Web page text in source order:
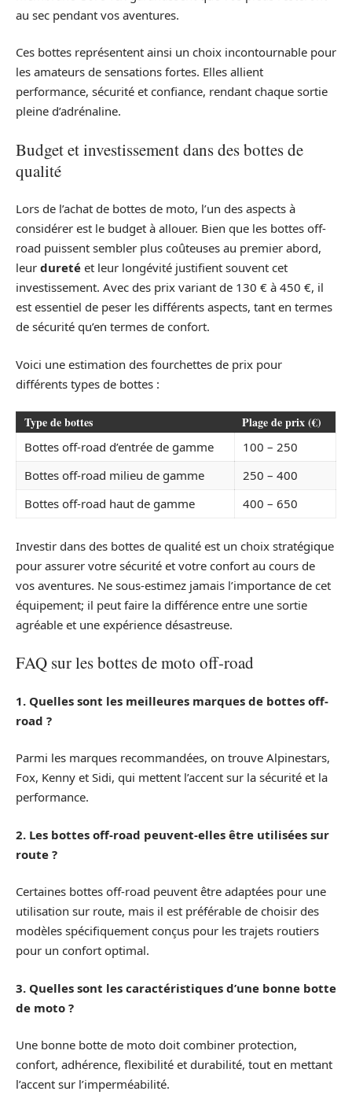
au sec pendant vos aventures.
Ces bottes représentent ainsi un choix incontournable pour
les amateurs de sensations fortes. Elles allient
performance, sécurité et confiance, rendant chaque sortie
pleine d’adrénaline.
Budget et investissement dans des bottes de
qualité
Lors de l’achat de bottes de moto, l’un des aspects à
considérer est le budget à allouer. Bien que les bottes off-
road puissent sembler plus coûteuses au premier abord,
leur dureté et leur longévité justifient souvent cet
investissement. Avec des prix variant de 130 € à 450 €, il
est essentiel de peser les différents aspects, tant en termes
de sécurité qu’en termes de confort.
Voici une estimation des fourchettes de prix pour
différents types de bottes :
Type de bottes Plage de prix (€)
Bottes off-road d’entrée de gamme
100 – 250
Bottes off-road milieu de gamme
250 – 400
Bottes off-road haut de gamme
400 – 650
Investir dans des bottes de qualité est un choix stratégique
pour assurer votre sécurité et votre confort au cours de
vos aventures. Ne sous-estimez jamais l’importance de cet
équipement; il peut faire la différence entre une sortie
agréable et une expérience désastreuse.
FAQ sur les bottes de moto off-road
1. Quelles sont les meilleures marques de bottes off-
road ?
Parmi les marques recommandées, on trouve Alpinestars,
Fox, Kenny et Sidi, qui mettent l’accent sur la sécurité et la
performance.
2. Les bottes off-road peuvent-elles être utilisées sur
route ?
Certaines bottes off-road peuvent être adaptées pour une
utilisation sur route, mais il est préférable de choisir des
modèles spécifiquement conçus pour les trajets routiers
pour un confort optimal.
3. Quelles sont les caractéristiques d’une bonne botte
de moto ?
Une bonne botte de moto doit combiner protection,
confort, adhérence, flexibilité et durabilité, tout en mettant
l’accent sur l’imperméabilité.